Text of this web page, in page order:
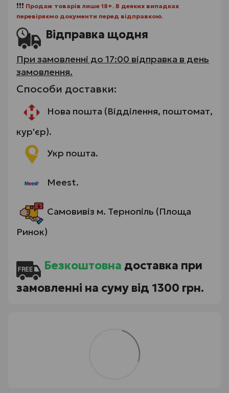
❗❗❗ Продаж товарів лише 18+. В деяких випадках
перевіряємо документи перед відправкою.
Відправка щодня
При замовленні до 17:00 відправка в день
замовлення.
Способи доставки:
Нова пошта (Відділення, поштомат,
кур'єр).
Укр пошта.
Meest.
Самовивіз м. Тернопіль (Площа
Ринок)
Безкоштовна доставка при
замовленні на суму від 1300 грн.